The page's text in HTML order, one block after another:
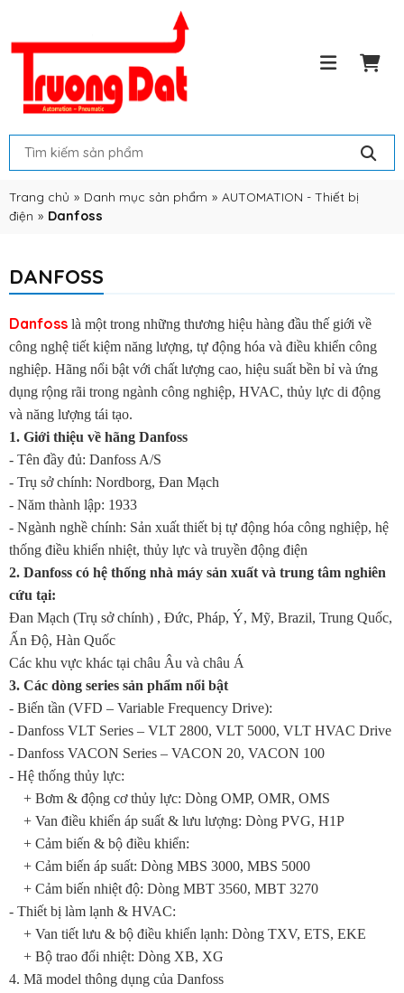
Trang chủ » Danh mục sản phẩm » AUTOMATION - Thiết bị
điện » Danfoss
DANFOSS
Danfoss là một trong những thương hiệu hàng đầu thế giới về
công nghệ tiết kiệm năng lượng, tự động hóa và điều khiển công
nghiệp. Hãng nổi bật với chất lượng cao, hiệu suất bền bỉ và ứng
dụng rộng rãi trong ngành công nghiệp, HVAC, thủy lực di động
và năng lượng tái tạo.
1. Giới thiệu về hãng Danfoss
- Tên đầy đủ: Danfoss A/S
- Trụ sở chính: Nordborg, Đan Mạch
- Năm thành lập: 1933
- Ngành nghề chính: Sản xuất thiết bị tự động hóa công nghiệp, hệ
thống điều khiển nhiệt, thủy lực và truyền động điện
2. Danfoss có hệ thống nhà máy sản xuất và trung tâm nghiên
cứu tại:
Đan Mạch (Trụ sở chính) , Đức, Pháp, Ý, Mỹ, Brazil, Trung Quốc,
Ấn Độ, Hàn Quốc
Các khu vực khác tại châu Âu và châu Á
3. Các dòng series sản phẩm nổi bật
- Biến tần (VFD – Variable Frequency Drive):
- Danfoss VLT Series – VLT 2800, VLT 5000, VLT HVAC Drive
- Danfoss VACON Series – VACON 20, VACON 100
- Hệ thống thủy lực:
+ Bơm & động cơ thủy lực: Dòng OMP, OMR, OMS
+ Van điều khiển áp suất & lưu lượng: Dòng PVG, H1P
+ Cảm biến & bộ điều khiển:
+ Cảm biến áp suất: Dòng MBS 3000, MBS 5000
+ Cảm biến nhiệt độ: Dòng MBT 3560, MBT 3270
- Thiết bị làm lạnh & HVAC:
+ Van tiết lưu & bộ điều khiển lạnh: Dòng TXV, ETS, EKE
+ Bộ trao đổi nhiệt: Dòng XB, XG
4. Mã model thông dụng của Danfoss